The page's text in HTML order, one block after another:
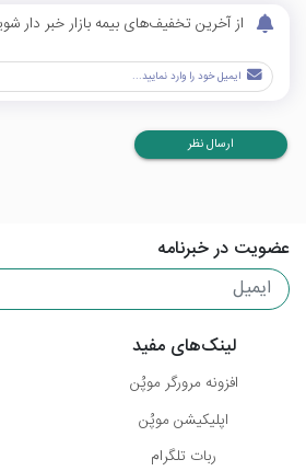
از آخرین تخفیف‌های بیمه بازار خبر دار
ارسال نظر
عضویت در خبرنامه
لینک‌های مفید
افزونه مرورگر موپُن
اپلیکیشن موپُن
ربات تلگرام